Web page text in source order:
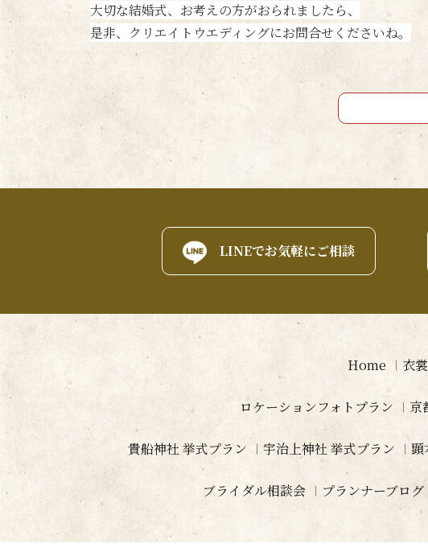
大切な結婚式、お考えの方がおられましたら、
是非、クリエイトウエディングにお問合せくださいね。
LINEでお気軽にご相談
Home 衣
ロケーションフォトプラン 京
貴船神社 挙式プラン 宇治上神社 挙式プラン 顕
ブライダル相談会 プランナーブログ